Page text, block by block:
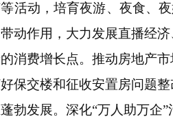
活动，培育夜游、夜食、
动作用，大力发展直播经
消费增长点。推动房地产
保交楼和征收安置房问题
发展。深化“万人助万企”